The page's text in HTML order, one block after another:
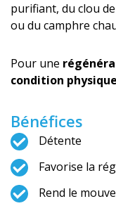
purifiant, du clou
ou du camphre
Pour une
condition physique
Bénéfices
Détente
Favorise la
Rend le